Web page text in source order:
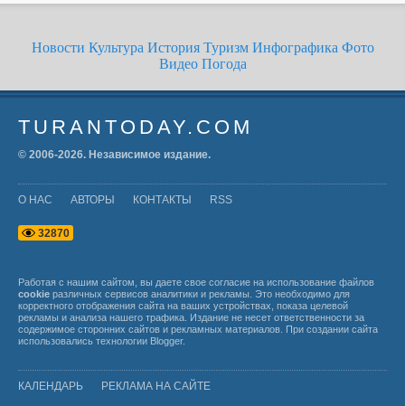
Новости Культура История Туризм Инфографика Фото
Видео Погода
TURANTODAY.COM
© 2006-2026. Независимое издание.
О НАС АВТОРЫ КОНТАКТЫ RSS
32870
Работая с нашим сайтом, вы даете свое согласие на использование файлов
cookie различных сервисов аналитики и рекламы. Это необходимо для
корректного отображения сайта на ваших устройствах, показа целевой
рекламы и анализа нашего трафика. Издание не несет ответственности за
содержимое сторонних сайтов и рекламных материалов. При создании сайта
использовались технологии Blogger.
КАЛЕНДАРЬ РЕКЛАМА НА САЙТЕ